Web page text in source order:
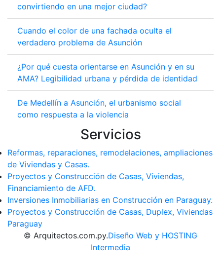
convirtiendo en una mejor ciudad?
Cuando el color de una fachada oculta el
verdadero problema de Asunción
¿Por qué cuesta orientarse en Asunción y en su
AMA? Legibilidad urbana y pérdida de identidad
De Medellín a Asunción, el urbanismo social
como respuesta a la violencia
Servicios
Reformas, reparaciones, remodelaciones, ampliaciones
de Viviendas y Casas.
Proyectos y Construcción de Casas, Viviendas,
Financiamiento de AFD.
Inversiones Inmobiliarias en Construcción en Paraguay.
Proyectos y Construcción de Casas, Duplex, Viviendas
Paraguay
© Arquitectos.com.py.Diseño Web y HOSTING
Intermedia